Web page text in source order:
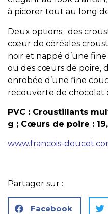
à picorer tout au long
Deux options : des
cœur de céréales
noir et nappé d’une
ou des cœurs de poire,
enrobée d’une fine
recouverte de chocolat
PVC : Croustillants
g ; Cœurs de poire :
www.francois-
Partager sur :
Facebook